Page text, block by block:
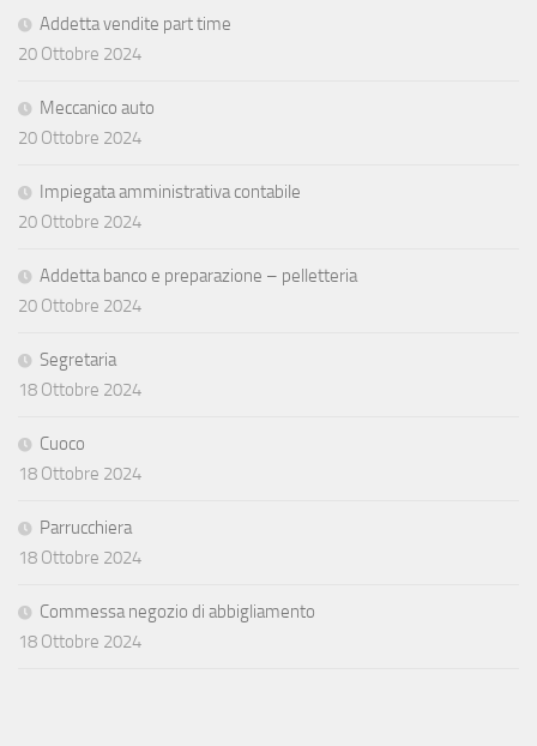
Addetta vendite part time
20 Ottobre 2024
Meccanico auto
20 Ottobre 2024
Impiegata amministrativa contabile
20 Ottobre 2024
Addetta banco e preparazione – pelletteria
20 Ottobre 2024
Segretaria
18 Ottobre 2024
Cuoco
18 Ottobre 2024
Parrucchiera
18 Ottobre 2024
Commessa negozio di abbigliamento
18 Ottobre 2024